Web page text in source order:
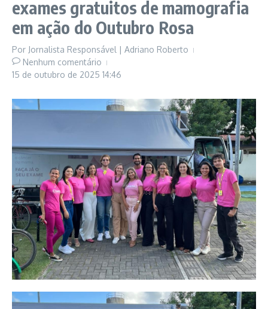
exames gratuitos de mamografia
em ação do Outubro Rosa
Por Jornalista Responsável | Adriano Roberto
Nenhum comentário
15 de outubro de 2025 14:46